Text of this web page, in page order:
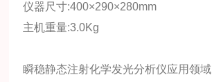
仪器尺寸:400×290×280mm
主机重量:3.0Kg
瞬稳静态注射化学发光分析仪应用领域